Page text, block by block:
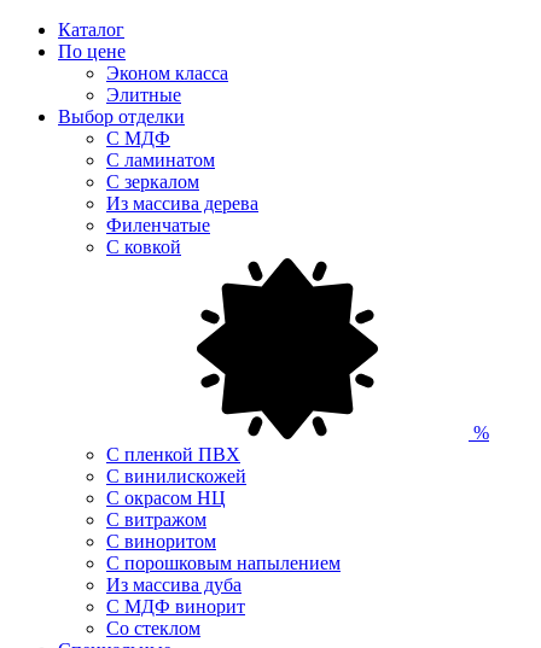
Каталог
По цене
Эконом класса
Элитные
Выбор отделки
С МДФ
С ламинатом
С зеркалом
Из массива дерева
Филенчатые
С ковкой
%
С пленкой ПВХ
С винилискожей
С окрасом НЦ
С витражом
С виноритом
С порошковым напылением
Из массива дуба
С МДФ винорит
Со стеклом